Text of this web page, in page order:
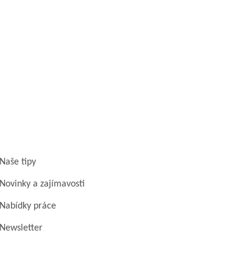
Naše tipy
Novinky a zajímavosti
Nabídky práce
Newsletter